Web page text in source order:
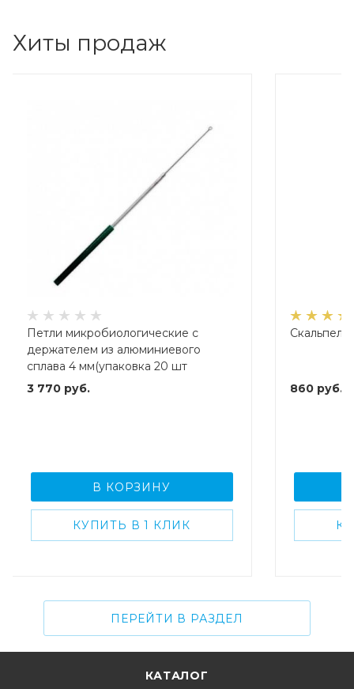
Хиты продаж
Петли микробиологические с
держателем из алюминиевого
сплава 4 мм(упаковка 20 шт
3 770руб.
В КОРЗИНУ
КУПИТЬ В 1 КЛИК
860руб.
ПЕРЕЙТИ В РАЗДЕЛ
КАТАЛОГ